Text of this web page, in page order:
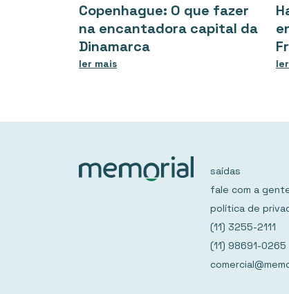
Copenhague: O que fazer
na encantadora capital da
Dinamarca
ler mais
saídas
fale com a
política de
(11) 3255-2111
(11) 98691-0265